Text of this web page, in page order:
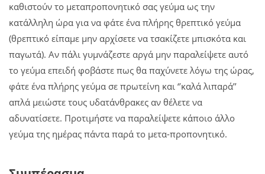
καθιστούν το μεταπροπονητικό σας γεύμα ως την
κατάλληλη ώρα για να φάτε ένα πλήρης θρεπτικό γεύμα
(θρεπτικό είπαμε μην αρχίσετε να τσακίζετε μπισκότα και
παγωτά). Αν πάλι γυμνάζεστε αργά μην παραλείψετε αυτό
το γεύμα επειδή φοβάστε πως θα παχύνετε λόγω της ώρας,
φάτε ένα πλήρης γεύμα σε πρωτείνη και ‘’καλά λιπαρά’’
απλά μειώστε τους υδατάνθρακες αν θέλετε να
αδυνατίσετε. Προτιμήστε να παραλείψετε κάποιο άλλο
γεύμα της ημέρας πάντα παρά το μετα-προπονητικό.